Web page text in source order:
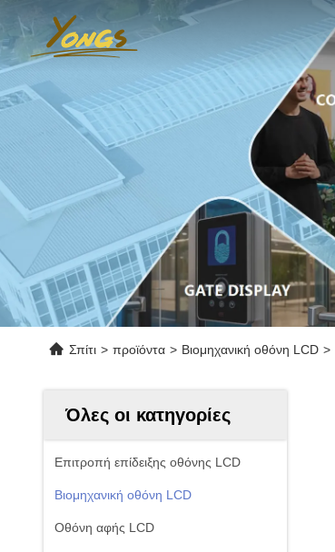
Σπίτι > προϊόντα > Βιομηχανική οθόνη LCD >
Όλες οι κατηγορίες
Επιτροπή επίδειξης οθόνης LCD
Βιομηχανική οθόνη LCD
Οθόνη αφής LCD